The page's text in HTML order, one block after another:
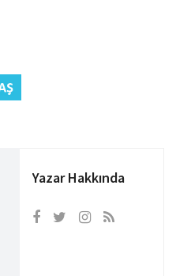
Yazar Hakkında